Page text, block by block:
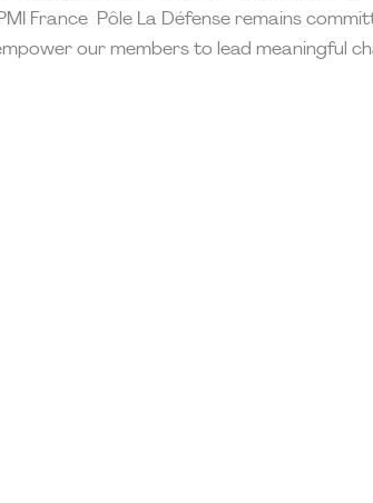
France Pôle La Défense remains
our members to lead meaningful